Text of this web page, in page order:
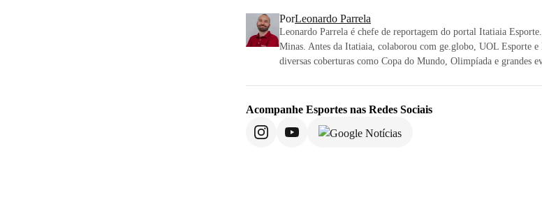
PorLeonardo Parrela
Leonardo Parrela é chefe de reportagem do portal Itatiaia
Minas. Antes da Itatiaia, colaborou com ge.globo, UOL Esporte
diversas coberturas como Copa do Mundo, Olimpíada e grandes
Acompanhe Esportes nas Redes Sociais